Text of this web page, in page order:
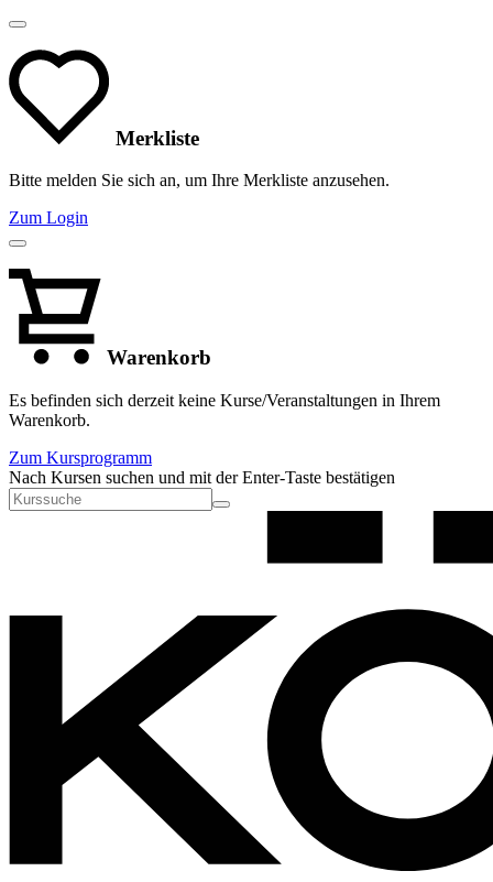
Merkliste
Bitte melden Sie sich an, um Ihre Merkliste anzusehen.
Zum Login
Warenkorb
Es befinden sich derzeit keine Kurse/Veranstaltungen in Ihrem
Warenkorb.
Zum Kursprogramm
Nach Kursen suchen und mit der Enter-Taste bestätigen